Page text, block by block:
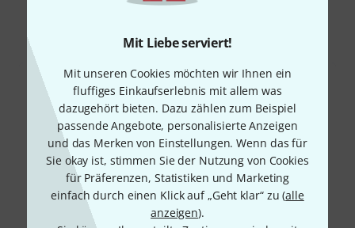
Mit Liebe serviert!
Mit unseren Cookies möchten wir Ihnen ein
fluffiges Einkaufserlebnis mit allem was
dazugehört bieten. Dazu zählen zum Beispiel
passende Angebote, personalisierte Anzeigen
und das Merken von Einstellungen. Wenn das für
Sie okay ist, stimmen Sie der Nutzung von Cookies
für Präferenzen, Statistiken und Marketing
einfach durch einen Klick auf „Geht klar“ zu (alle
anzeigen).